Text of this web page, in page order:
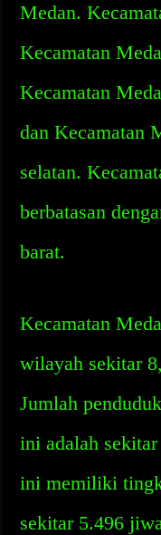
Medan.
Kecamatan
Kecamatan
dan Kecamatan
selatan.
berbatasan
barat.
Kecamatan
wilayah sekitar
Jumlah
ini adalah
ini memiliki
sekitar 5.496